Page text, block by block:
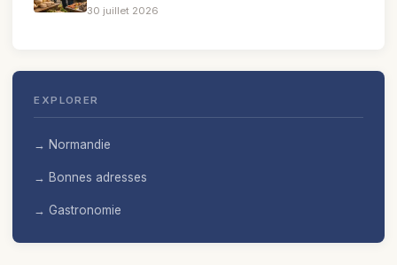
30 juillet 2026
EXPLORER
→ Normandie
→ Bonnes adresses
→ Gastronomie